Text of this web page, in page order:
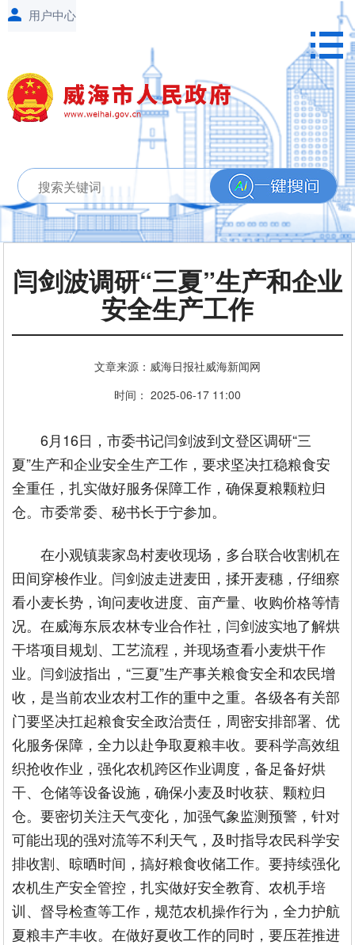
闫剑波调研“三夏”生产和企业
安全生产工作
文章来源：威海日报社威海新闻网
时间： 2025-06-17 11:00
6月16日，市委书记闫剑波到文登区调研“三
夏”生产和企业安全生产工作，要求坚决扛稳粮食安
全重任，扎实做好服务保障工作，确保夏粮颗粒归
仓。市委常委、秘书长于宁参加。
在小观镇裴家岛村麦收现场，多台联合收割机在
田间穿梭作业。闫剑波走进麦田，揉开麦穗，仔细察
看小麦长势，询问麦收进度、亩产量、收购价格等情
况。在威海东辰农林专业合作社，闫剑波实地了解烘
干塔项目规划、工艺流程，并现场查看小麦烘干作
业。闫剑波指出，“三夏”生产事关粮食安全和农民增
收，是当前农业农村工作的重中之重。各级各有关部
门要坚决扛起粮食安全政治责任，周密安排部署、优
化服务保障，全力以赴争取夏粮丰收。要科学高效组
织抢收作业，强化农机跨区作业调度，备足备好烘
干、仓储等设备设施，确保小麦及时收获、颗粒归
仓。要密切关注天气变化，加强气象监测预警，针对
可能出现的强对流等不利天气，及时指导农民科学安
排收割、晾晒时间，搞好粮食收储工作。要持续强化
农机生产安全管控，扎实做好安全教育、农机手培
训、督导检查等工作，规范农机操作行为，全力护航
夏粮丰产丰收。在做好夏收工作的同时，要压茬推进